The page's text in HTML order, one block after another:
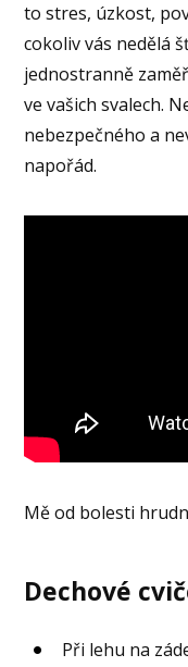
to stres, úzkost,
cokoliv vás nedělá
jednostranně
ve vašich svalech.
nebezpečného a
napořád.
Mě od bolesti
Dechové
Při lehu na